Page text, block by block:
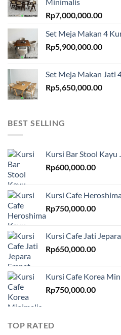
Rp7,000,000.00
Set Meja Makan 4
Rp5,900,000.00
Set Meja Makan Jati
Rp5,650,000.00
BEST SELLING
Kursi Bar Stool Kayu
Rp600,000.00
Kursi Cafe
Rp750,000.00
Kursi Cafe Jati
Rp650,000.00
Kursi Cafe Korea
Rp750,000.00
TOP RATED